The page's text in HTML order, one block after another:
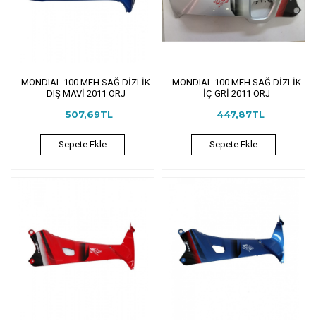
MONDIAL 100 MFH SAĞ DİZLİK
DIŞ MAVİ 2011 ORJ
507,69TL
Sepete Ekle
MONDIAL 100 MFH SAĞ DİZLİK
İÇ GRİ 2011 ORJ
447,87TL
Sepete Ekle